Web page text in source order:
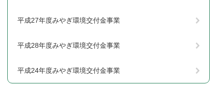
平成27年度みやぎ環境交付金事業
平成28年度みやぎ環境交付金事業
平成24年度みやぎ環境交付金事業